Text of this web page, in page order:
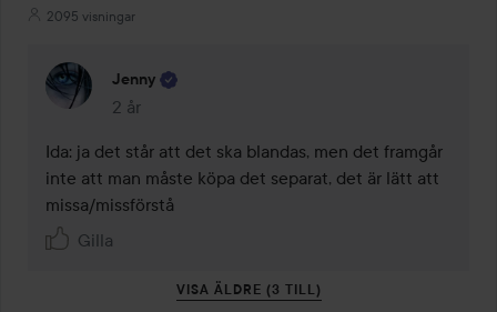
2095 visningar
Jenny
2 år
Kommentaren lades 2 år
Ida: ja det står att det ska blandas, men det framgår
inte att man måste köpa det separat, det är lätt att
missa/missförstå
Gilla
VISA ÄLDRE (3 TILL)